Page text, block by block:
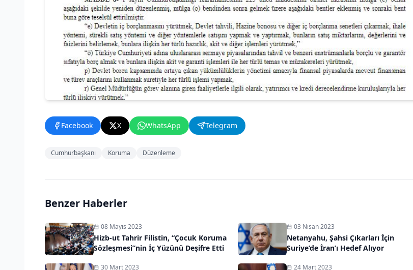
Facebook X WhatsApp Telegram
Cumhurbaşkanı Koruma Düzenleme
Benzer Haberler
08 Mayıs 2023
Hizb-ut Tahrir Filistin, “Çocuk Koruma
Sözleşmesi”nin İç Yüzünü Deşifre Etti
03 Nisan 2023
Netanyahu, Şahsi Çıkarları İçin
Suriye’de İran’ı Hedef Alıyor
30 Mart 2023 24 Mart 2023